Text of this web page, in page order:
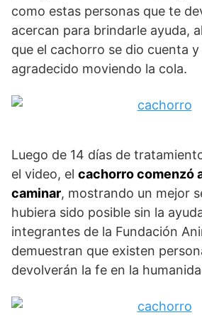
como estas personas que te
acercan para brindarle ayuda,
que el cachorro se dio cuenta
agradecido moviendo la cola.
Luego de 14 días de
el video, el cachorro comenzó
caminar, mostrando un mejor
hubiera sido posible sin la
integrantes de la Fundación
demuestran que existen
devolverán la fe en la